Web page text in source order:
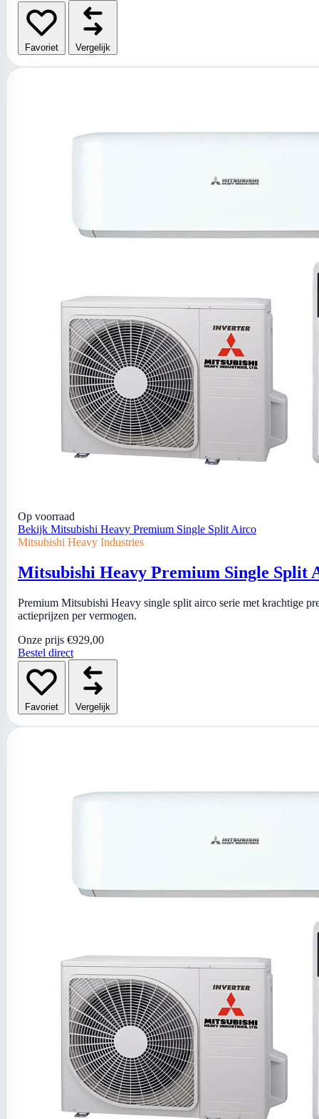
Favoriet Vergelijk
Op voorraad
Bekijk Mitsubishi Heavy Premium Single Split Airco
Mitsubishi Heavy Industries
Mitsubishi Heavy Premium Single Split
Premium Mitsubishi Heavy single split airco serie met krachtige
actieprijzen per vermogen.
Onze prijs €929,00
Bestel direct
Favoriet Vergelijk